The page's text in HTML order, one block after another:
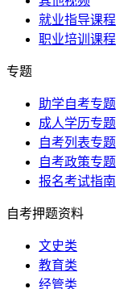
就业指导课程
职业培训课程
专题
助学自考专题
成人学历专题
自考列表专题
自考政策专题
报名考试指南
自考押题资料
文史类
教育类
经管类